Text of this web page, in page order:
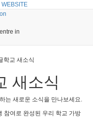
WEBSITE
in
학교 새소식
새소식
는 새로운 소식을 만나보세요.
참여로 완성된 우리 학교 가방